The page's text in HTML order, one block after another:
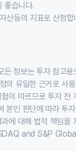
좋습니다.
산등의 지표로 산정합
든 정보는 투자 참고
의 유일한 근거로 사
이 따르므로 투자 전
본인 판단에 따라 투
에 대해 법적 책임을
and S&P Global